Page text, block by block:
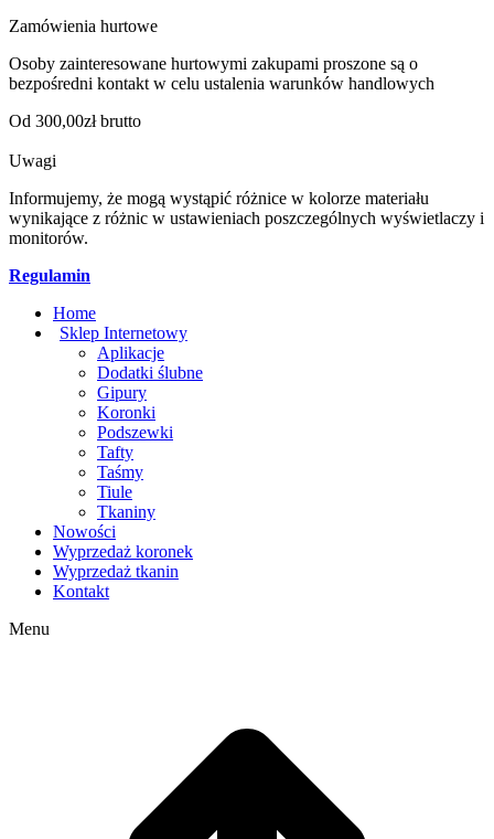
Zamówienia hurtowe
Osoby zainteresowane hurtowymi zakupami proszone są o
bezpośredni kontakt w celu ustalenia warunków handlowych
Od 300,00zł brutto
Uwagi
Informujemy, że mogą wystąpić różnice w kolorze materiału
wynikające z różnic w ustawieniach poszczególnych wyświetlaczy i
monitorów.
Regulamin
Home
Sklep Internetowy
Aplikacje
Dodatki ślubne
Gipury
Koronki
Podszewki
Tafty
Taśmy
Tiule
Tkaniny
Nowości
Wyprzedaż koronek
Wyprzedaż tkanin
Kontakt
Menu